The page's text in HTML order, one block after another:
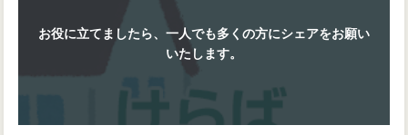
お役に立てましたら、一人でも多くの方にシェアをお願い
いたします。